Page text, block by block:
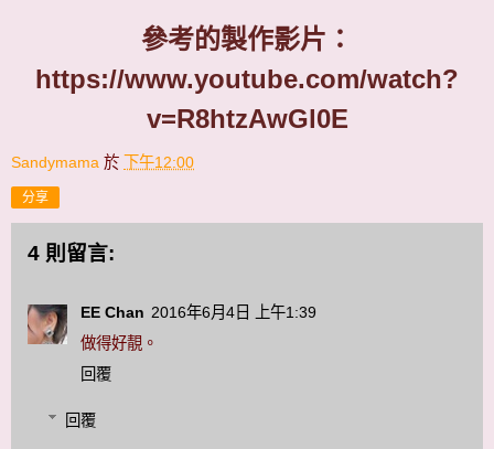
參考的製作影片：
https://www.youtube.com/watch?
v=R8htzAwGl0E
Sandymama 於 下午12:00
分享
4 則留言:
EE Chan 2016年6月4日 上午1:39
做得好靚。
回覆
回覆